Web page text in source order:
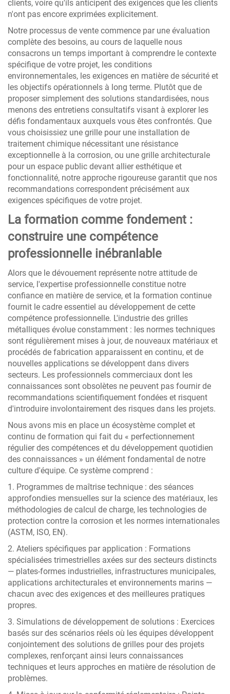
clients, voire qu'ils anticipent des exigences que les clients
n'ont pas encore exprimées explicitement.
Notre processus de vente commence par une évaluation
complète des besoins, au cours de laquelle nous
consacrons un temps important à comprendre le contexte
spécifique de votre projet, les conditions
environnementales, les exigences en matière de sécurité et
les objectifs opérationnels à long terme. Plutôt que de
proposer simplement des solutions standardisées, nous
menons des entretiens consultatifs visant à explorer les
défis fondamentaux auxquels vous êtes confrontés. Que
vous choisissiez une grille pour une installation de
traitement chimique nécessitant une résistance
exceptionnelle à la corrosion, ou une grille architecturale
pour un espace public devant allier esthétique et
fonctionnalité, notre approche rigoureuse garantit que nos
recommandations correspondent précisément aux
exigences spécifiques de votre projet.
La formation comme fondement :
construire une compétence
professionnelle inébranlable
Alors que le dévouement représente notre attitude de
service, l'expertise professionnelle constitue notre
confiance en matière de service, et la formation continue
fournit le cadre essentiel au développement de cette
compétence professionnelle. L'industrie des grilles
métalliques évolue constamment : les normes techniques
sont régulièrement mises à jour, de nouveaux matériaux et
procédés de fabrication apparaissent en continu, et de
nouvelles applications se développent dans divers
secteurs. Les professionnels commerciaux dont les
connaissances sont obsolètes ne peuvent pas fournir de
recommandations scientifiquement fondées et risquent
d'introduire involontairement des risques dans les projets.
Nous avons mis en place un écosystème complet et
continu de formation qui fait du « perfectionnement
régulier des compétences et du développement quotidien
des connaissances » un élément fondamental de notre
culture d'équipe. Ce système comprend :
1. Programmes de maîtrise technique : des séances
approfondies mensuelles sur la science des matériaux, les
méthodologies de calcul de charge, les technologies de
protection contre la corrosion et les normes internationales
(ASTM, ISO, EN).
2. Ateliers spécifiques par application : Formations
spécialisées trimestrielles axées sur des secteurs distincts
— plates-formes industrielles, infrastructures municipales,
applications architecturales et environnements marins —
chacun avec des exigences et des meilleures pratiques
propres.
3. Simulations de développement de solutions : Exercices
basés sur des scénarios réels où les équipes développent
conjointement des solutions de grilles pour des projets
complexes, renforçant ainsi leurs connaissances
techniques et leurs approches en matière de résolution de
problèmes.